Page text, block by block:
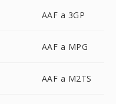
AAF a 3GP
AAF a MPG
AAF a M2TS